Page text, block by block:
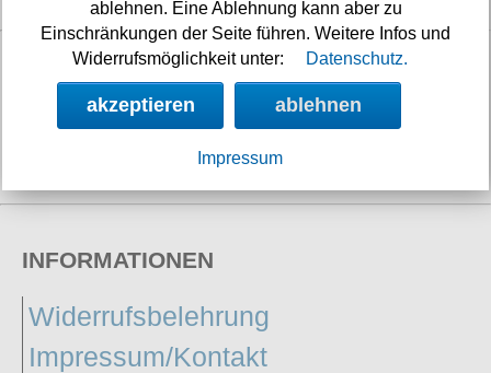
Shop aktualisiert am:
05.08.2026
13h 51m 43s
INFORMATIONEN
Widerrufsbelehrung
Impressum/Kontakt
ablehnen. Eine Ablehnung kann aber zu
Einschränkungen der Seite führen. Weitere Infos und
Widerrufsmöglichkeit unter:
Datenschutz.
akzeptieren ablehnen
Impressum